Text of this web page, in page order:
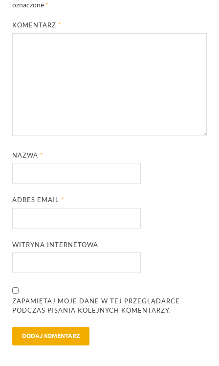
oznaczone *
KOMENTARZ*
NAZWA*
ADRES EMAIL*
WITRYNA INTERNETOWA
ZAPAMIĘTAJ MOJE DANE W TEJ PRZEGLĄDARCE
PODCZAS PISANIA KOLEJNYCH KOMENTARZY.